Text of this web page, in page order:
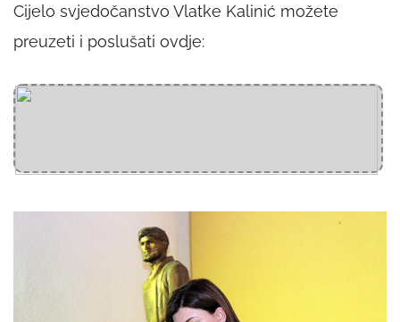
Cijelo svjedočanstvo Vlatke Kalinić možete
preuzeti i poslušati ovdje: